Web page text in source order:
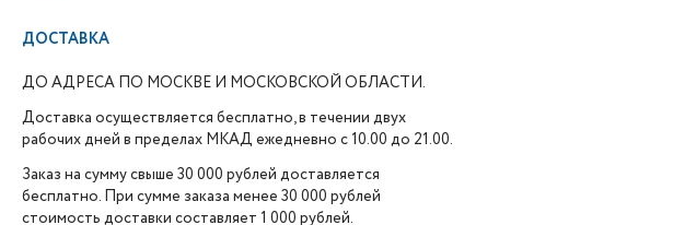
ДОСТАВКА
ДО АДРЕСА ПО МОСКВЕ И МОСКОВСКОЙ ОБЛАСТИ.
Доставка осуществляется бесплатно, в течении двух
рабочих дней в пределах МКАД ежедневно с 10.00 до 21.00.
Заказ на сумму свыше 30 000 рублей доставляется
бесплатно. При сумме заказа менее 30 000 рублей
стоимость доставки составляет 1 000 рублей.